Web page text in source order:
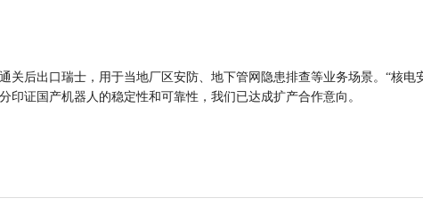
关后出口瑞士，用于当地厂区安防、地下管网隐患排查等业务场景。“核电
证国产机器人的稳定性和可靠性，我们已达成扩产合作意向。